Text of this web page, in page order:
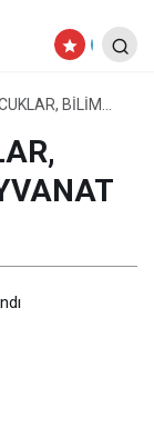
BİLİM